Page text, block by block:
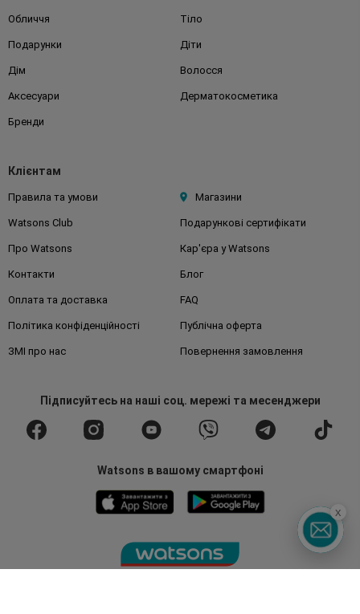
Обличчя Тіло
Подарунки Діти
Дім Волосся
Аксесуари Дерматокосметика
Бренди
Клієнтам
Правила та умови Магазини
Watsons Club Подарункові сертифікати
Про Watsons Кар'єра у Watsons
Контакти Блог
Оплата та доставка FAQ
Політика конфіденційності Публічна оферта
ЗМІ про нас Повернення замовлення
Підписуйтесьна наші соц. мережі та месенджери
Watsons в вашому смартфоні
x